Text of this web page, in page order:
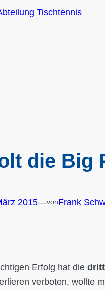
die Big
2015—vonFrank
Erfolg hat die
verboten, wollte